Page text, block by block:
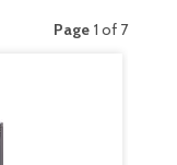
Page 1 of 7